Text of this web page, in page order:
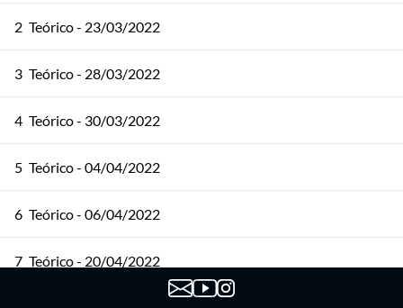
2 Teórico - 23/03/2022
3 Teórico - 28/03/2022
4 Teórico - 30/03/2022
5 Teórico - 04/04/2022
6 Teórico - 06/04/2022
7 Teórico - 20/04/2022